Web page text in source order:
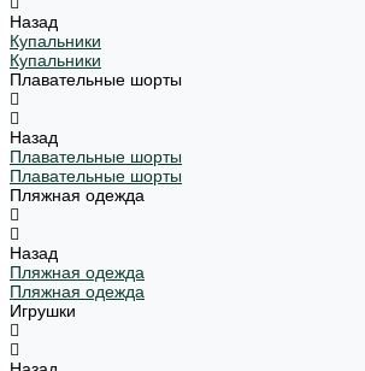
Назад
Купальники
Купальники
Плавательные шорты
Назад
Плавательные шорты
Плавательные шорты
Пляжная одежда
Назад
Пляжная одежда
Пляжная одежда
Игрушки